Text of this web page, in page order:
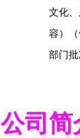
文化
容）
部门批
公司简